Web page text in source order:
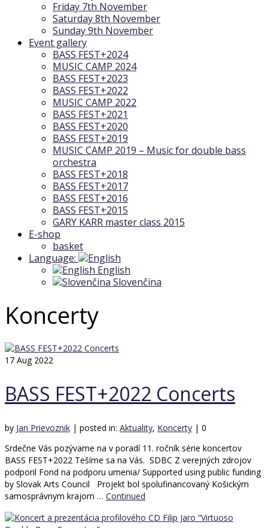
Friday 7th November
Saturday 8th November
Sunday 9th November
Event gallery
BASS FEST+2024
MUSIC CAMP 2024
BASS FEST+2023
BASS FEST+2022
MUSIC CAMP 2022
BASS FEST+2021
BASS FEST+2020
BASS FEST+2019
MUSIC CAMP 2019 – Music for double bass
orchestra
BASS FEST+2018
BASS FEST+2017
BASS FEST+2016
BASS FEST+2015
GARY KARR master class 2015
E-shop
basket
Language:
English
Slovenčina
Koncerty
17 Aug 2022
BASS FEST+2022 Concerts
by Jan Prievoznik | posted in: Aktuality, Koncerty | 0
Srdečne Vás pozývame na v poradí 11. ročník série koncertov
BASS FEST+2022 Tešíme sa na Vás. SDBC Z verejných zdrojov
podporil Fond na podporu umenia/ Supported using public funding
by Slovak Arts Council Projekt bol spolufinancovaný Košickým
samosprávnym krajom … Continued